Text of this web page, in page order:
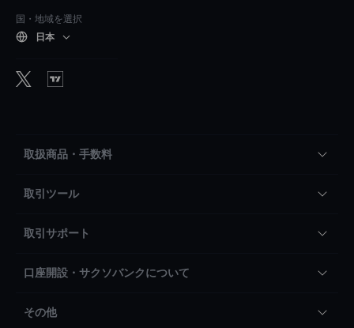
国・地域を選択
日本
取扱商品・手数料
取引ツール
取引サポート
口座開設・サクソバンクについて
その他